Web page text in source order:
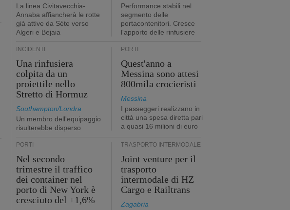
La linea Civitavecchia-
Annaba affiancherà le rotte
già attive da Sète verso
Algeri e Bejaia
Performance stabili nel
segmento delle
portacontenitori. Cresce
l'apporto delle rinfusiere
INCIDENTI
Una rinfusiera
colpita da un
proiettile nello
Stretto di Hormuz
Southampton/Londra
Un membro dell'equipaggio
risulterebbe disperso
PORTI
Quest'anno a
Messina sono attesi
800mila crocieristi
Messina
I passeggeri realizzano in
città una spesa diretta pari
a quasi 16 milioni di euro
PORTI
Nel secondo
trimestre il traffico
dei container nel
porto di New York è
cresciuto del +1,6%
TRASPORTO INTERMODALE
Joint venture per il
trasporto
intermodale di HZ
Cargo e Railtrans
Zagabria